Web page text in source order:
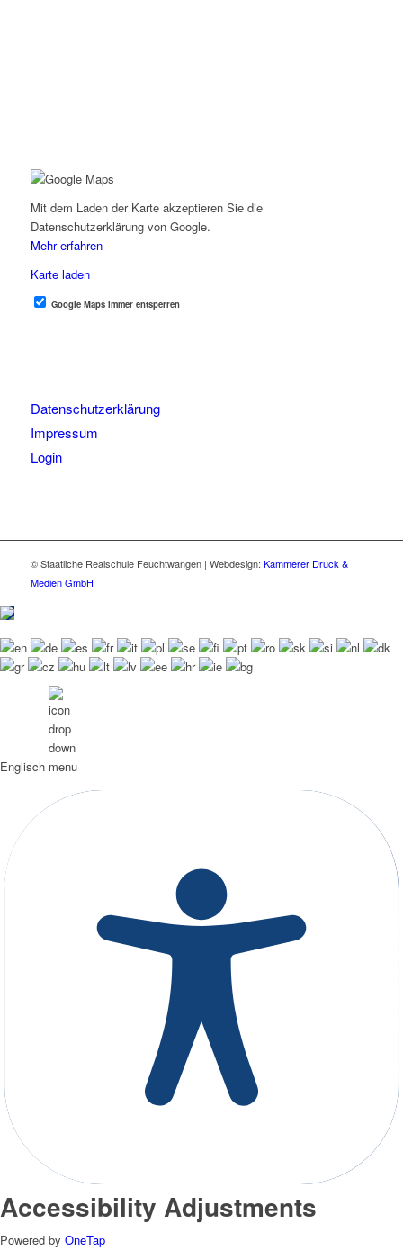
Mit dem Laden der Karte akzeptieren Sie die
Datenschutzerklärung von Google.
Mehr erfahren
Karte laden
Google Maps immer entsperren
Datenschutzerklärung
Impressum
Login
© Staatliche Realschule Feuchtwangen | Webdesign: Kammerer Druck &
Medien GmbH
Englisch
Accessibility Adjustments
Powered by OneTap